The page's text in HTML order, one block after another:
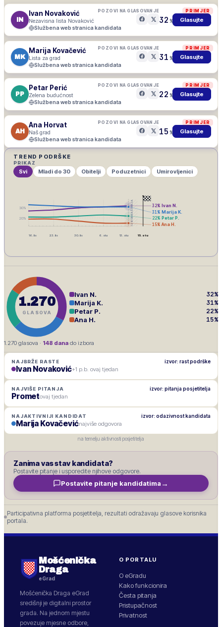
PRIMJER
IN
Ivan Novaković
Nezavisna lista Novaković
POZOVI NA GLASOVANJE
Službena web stranica kandidata
32 % Glasujte
PRIMJER
MK
Marija Kovačević
Lista za grad
POZOVI NA GLASOVANJE
Službena web stranica kandidata
31 % Glasujte
PRIMJER
PP
Petar Perić
Zelena budućnost
POZOVI NA GLASOVANJE
Službena web stranica kandidata
22 % Glasujte
PRIMJER
AH
Ana Horvat
Naš grad
POZOVI NA GLASOVANJE
Službena web stranica kandidata
15 % Glasujte
TREND PODRŠKE
PRIKAZ
Svi Mladi do 30 Obitelji Poduzetnici Umirovljenici
IZBORNA ŠUTNJA
20%
30% 32% Ivan N.
31% Marija K.
22% Petar P.
15% Ana H.
16. lis 23. lis 30. lis 6. stu 13. stu 15. stu
1.270
GLASOVA
Ivan N. 32%
Marija K. 31%
Petar P. 22%
Ana H. 15%
1.270 glasova · 148 dana do izbora
NAJBRŽE RASTE izvor: rast podrške
Ivan Novaković+1 p.b. ovaj tjedan
NAJVIŠE PITANJA izvor: pitanja posjetitelja
Prometovaj tjedan
NAJAKTIVNIJI KANDIDAT izvor: odazivnost kandidata
Marija Kovačevićnajviše odgovora
na temelju aktivnosti posjetitelja
Zanima vas stav kandidata?
Postavite pitanje i usporedite njihove odgovore.
Postavite pitanje kandidatima →
Participativna platforma posjetitelja, rezultati odražavaju glasove korisnika
portala.
Mošćenička
Draga
eGrad
Mošćenička Draga eGrad
središnji je digitalni prostor
grada. Na jednom mjestu
povezuje mjesne odbore,
O PORTALU
O eGradu
Kako funkcionira
Česta pitanja
Pristupačnost
Privatnost